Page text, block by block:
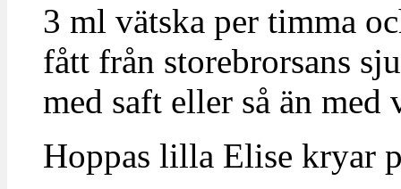
3 ml vätska per timma
fått från storebrorsans
med saft eller så än
Hoppas lilla Elise kryar